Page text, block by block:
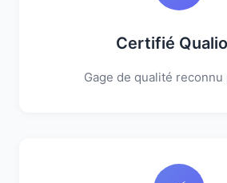
Certifié
Gage de qualité reconnu